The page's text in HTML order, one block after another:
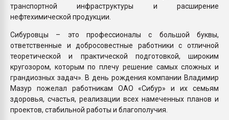
транспортной инфраструктуры и расширение
нефтехимической продукции.
Сибуровцы – это профессионалы с большой буквы,
ответственные и добросовестные работники с отличной
теоретической и практической подготовкой, широким
кругозором, которым по плечу решение самых сложных и
грандиозных задач». В день рождения компании Владимир
Мазур пожелал работникам ОАО «Сибур» и их семьям
здоровья, счастья, реализации всех намеченных планов и
проектов, стабильной работы и благополучия.